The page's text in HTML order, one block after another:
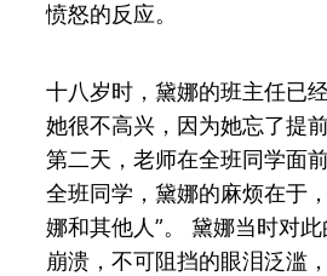
愤怒的反应。
十八岁时，黛娜的班主任已
她很不高兴，因为她忘了提
第二天，老师在全班同学面
全班同学，黛娜的麻烦在于
娜和其他人”。 黛娜当时对
崩溃，不可阻挡的眼泪泛滥